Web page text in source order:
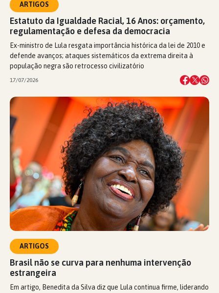
ARTIGOS
Estatuto da Igualdade Racial, 16 Anos: orçamento,
regulamentação e defesa da democracia
Ex-ministro de Lula resgata importância histórica da lei de 2010 e
defende avanços; ataques sistemáticos da extrema direita à
população negra são retrocesso civilizatório
17/07/2026
ARTIGOS
Brasil não se curva para nenhuma intervenção
estrangeira
Em artigo, Benedita da Silva diz que Lula continua firme, liderando